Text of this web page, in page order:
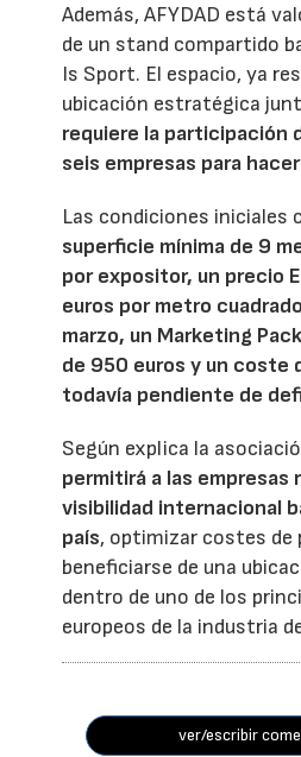
Además, AFYDAD está
de un stand compartido
Is Sport. El espacio, ya
ubicación estratégica
requiere la participación
seis empresas para
Las condiciones iniciales
superficie mínima de 9
por expositor, un precio
euros por metro
marzo, un Marketing
de 950 euros y un coste
todavía pendiente de
Según explica la
permitirá a las empresas
visibilidad internacional
país, optimizar costes de
beneficiarse de una
dentro de uno de los
europeos de la industria
ver/escribir